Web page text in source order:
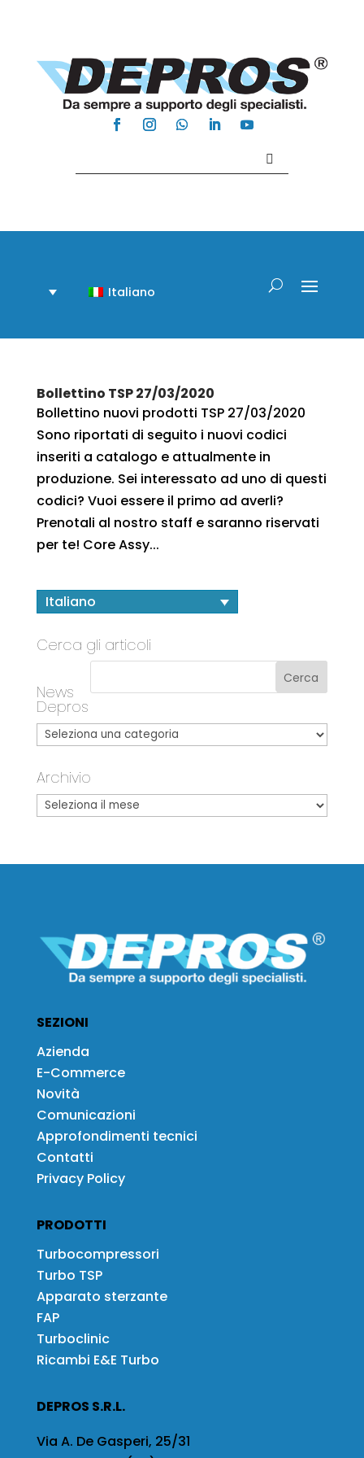
Italiano
Bollettino TSP 27/03/2020
Bollettino nuovi prodotti TSP 27/03/2020
Sono riportati di seguito i nuovi codici
inseriti a catalogo e attualmente in
produzione. Sei interessato ad uno di questi
codici? Vuoi essere il primo ad averli?
Prenotali al nostro staff e saranno riservati
per te! Core Assy...
Italiano
Cerca gli articoli
News
Depros
Archivio
SEZIONI
Azienda
E-Commerce
Novità
Comunicazioni
Approfondimenti tecnici
Contatti
Privacy Policy
PRODOTTI
Turbocompressori
Turbo TSP
Apparato sterzante
FAP
Turboclinic
Ricambi E&E Turbo
DEPROS S.R.L.
Via A. De Gasperi, 25/31